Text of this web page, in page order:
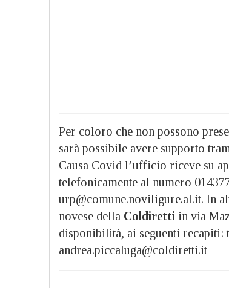
Per coloro che non possono
sarà possibile avere supporto
Causa Covid l’ufficio riceve su
telefonicamente al numero
urp@comune.noviligure.al.it. In
novese della Coldiretti in via
disponibilità, ai seguenti recapiti:
andrea.piccaluga@coldiretti.it